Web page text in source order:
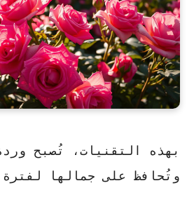
بهذه التقنيات، تُصبح
وتُحافظ على جمالها